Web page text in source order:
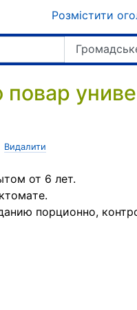
Розмістити
повар
Видалити
от 6 лет.
поpционно,